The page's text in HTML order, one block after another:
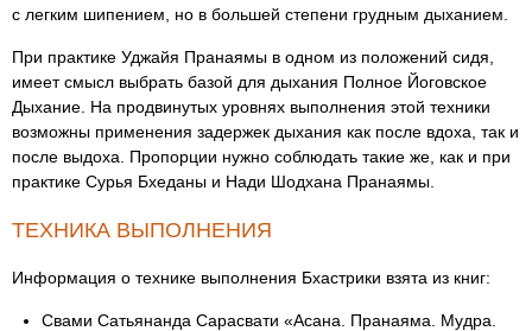
с легким шипением, но в большей степени грудным дыханием.
При практике Уджайя Пранаямы в одном из положений сидя,
имеет смысл выбрать базой для дыхания Полное Йоговское
Дыхание. На продвинутых уровнях выполнения этой техники
возможны применения задержек дыхания как после вдоха, так и
после выдоха. Пропорции нужно соблюдать такие же, как и при
практике Сурья Бхеданы и Нади Шодхана Пранаямы.
ТЕХНИКА ВЫПОЛНЕНИЯ
Информация о технике выполнения Бхастрики взята из книг:
Свами Сатьянанда Сарасвати «Асана. Пранаяма. Мудра.